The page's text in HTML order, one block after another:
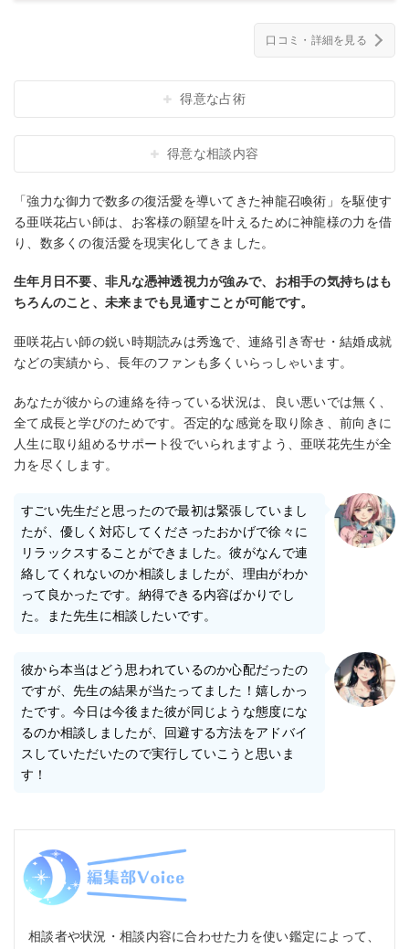
口コミ・詳細を見る
得意な占術
得意な相談内容
「強力な御力で数多の復活愛を導いてきた神龍召喚術」を駆使す
る亜咲花占い師は、お客様の願望を叶えるために神龍様の力を借
り、数多くの復活愛を現実化してきました。
生年月日不要、非凡な憑神透視力が強みで、お相手の気持ちはも
ちろんのこと、未来までも見通すことが可能です。
亜咲花占い師の鋭い時期読みは秀逸で、連絡引き寄せ・結婚成就
などの実績から、長年のファンも多くいらっしゃいます。
あなたが彼からの連絡を待っている状況は、良い悪いでは無く、
全て成長と学びのためです。否定的な感覚を取り除き、前向きに
人生に取り組めるサポート役でいられますよう、亜咲花先生が全
力を尽くします。
すごい先生だと思ったので最初は緊張していまし
たが、優しく対応してくださったおかげで徐々に
リラックスすることができました。彼がなんで連
絡してくれないのか相談しましたが、理由がわか
って良かったです。納得できる内容ばかりでし
た。また先生に相談したいです。
彼から本当はどう思われているのか心配だったの
ですが、先生の結果が当たってました！嬉しかっ
たです。今日は今後また彼が同じような態度にな
るのか相談しましたが、回避する方法をアドバイ
スしていただいたので実行していこうと思いま
す！
相談者や状況・相談内容に合わせた力を使い鑑定によって、